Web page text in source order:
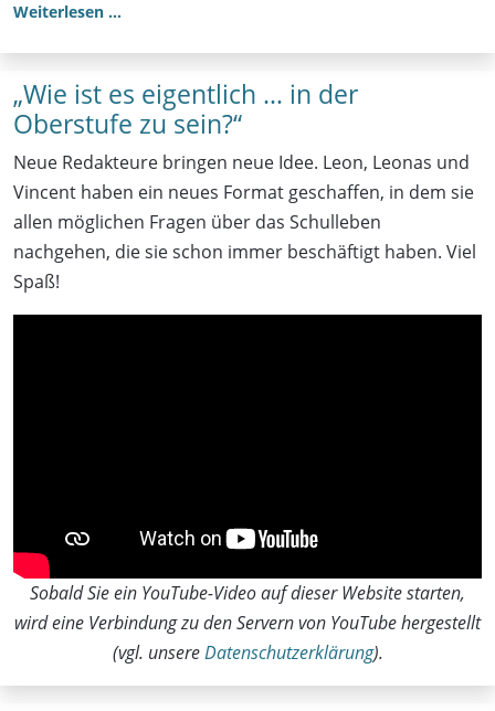
Weiterlesen …
„Wie ist es eigentlich … in der
Oberstufe zu sein?“
Neue Redakteure bringen neue Idee. Leon, Leonas und
Vincent haben ein neues Format geschaffen, in dem sie
allen möglichen Fragen über das Schulleben
nachgehen, die sie schon immer beschäftigt haben. Viel
Spaß!
Sobald Sie ein YouTube-Video auf dieser Website starten,
wird eine Verbindung zu den Servern von YouTube hergestellt
(vgl. unsereDatenschutzerklärung).